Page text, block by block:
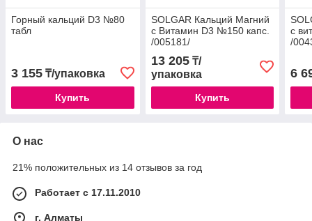
Горный кальций D3 №80
табл
3 155 ₸/упаковка
Купить
SOLGAR Кальций Магний
с Витамин D3 №150 капс.
/005181/
13 205₸/
упаковка
Купить
с
/
6
О нас
21% положительных из 14 отзывов за год
Работает с 17.11.2010
г. Алматы